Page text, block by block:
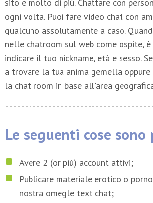
sito e molto di più. Chattare con
ogni volta. Puoi fare video chat con
qualcuno assolutamente a caso.
nelle chatroom sul web come ospite, è
indicare il tuo nickname, età e sesso.
a trovare la tua anima gemella
la chat room in base all'area
Le seguenti cose
Avere 2 (or più) account attivi;
Publicare materiale erotico o
nostra omegle text chat;